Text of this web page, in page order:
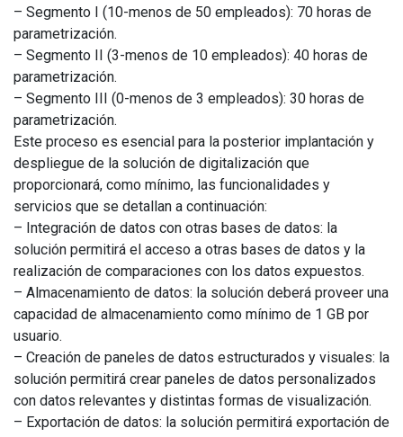
– Segmento I (10-menos de 50 empleados): 70 horas de
parametrización.
– Segmento II (3-menos de 10 empleados): 40 horas de
parametrización.
– Segmento III (0-menos de 3 empleados): 30 horas de
parametrización.
Este proceso es esencial para la posterior implantación y
despliegue de la solución de digitalización que
proporcionará, como mínimo, las funcionalidades y
servicios que se detallan a continuación:
– Integración de datos con otras bases de datos: la
solución permitirá el acceso a otras bases de datos y la
realización de comparaciones con los datos expuestos.
– Almacenamiento de datos: la solución deberá proveer una
capacidad de almacenamiento como mínimo de 1 GB por
usuario.
– Creación de paneles de datos estructurados y visuales: la
solución permitirá crear paneles de datos personalizados
con datos relevantes y distintas formas de visualización.
– Exportación de datos: la solución permitirá exportación de